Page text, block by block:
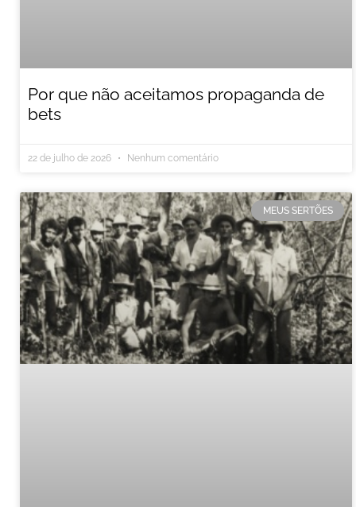
Por que não aceitamos propaganda de
bets
22 de julho de 2026 Nenhum comentário
MEUS SERTÕES